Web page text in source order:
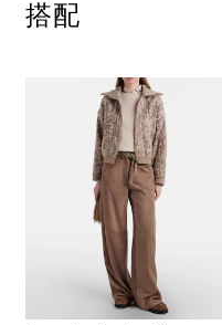
搭配